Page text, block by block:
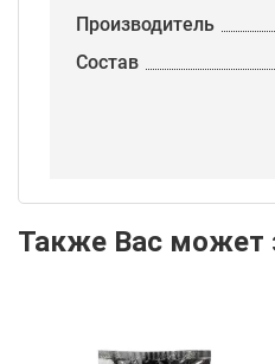
Производитель
Состав
Также Вас может